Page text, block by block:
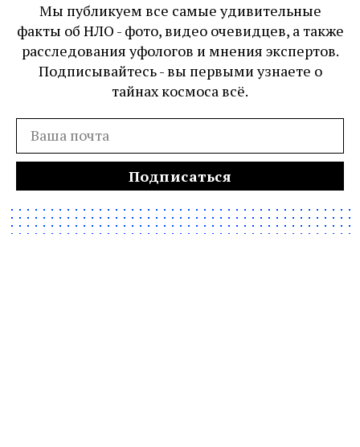
Мы публикуем все самые удивительные
факты об НЛО - фото, видео очевидцев, а также
расследования уфологов и мнения экспертов.
Подписывайтесь - вы первыми узнаете о
тайнах космоса всё.
Подписаться